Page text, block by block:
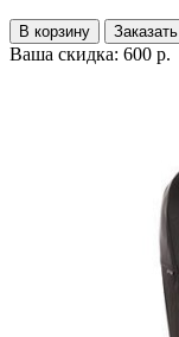
В корзину Заказать
Ваша скидка: 600 р.